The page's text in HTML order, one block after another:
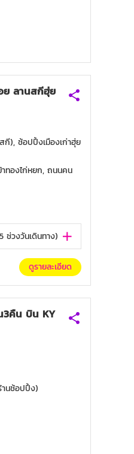
ย ลานสกีฮุ่ย
), ช้อปปิ้งเมืองเก่าฮุ่ย
ทองไก่หยก, ถนนคน
5ช่วงวันเดินทาง)
ดูรายละเอียด
3คืน บิน KY
นช้อปปิ้ง)